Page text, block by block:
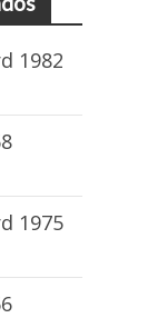
1982
1975